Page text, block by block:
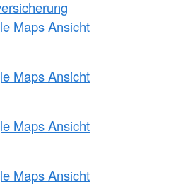
Maps Ansicht
Maps Ansicht
Maps Ansicht
Maps Ansicht